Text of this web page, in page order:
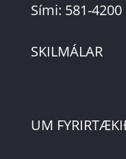
Sími: 581-4200
SKILMÁLAR
UM